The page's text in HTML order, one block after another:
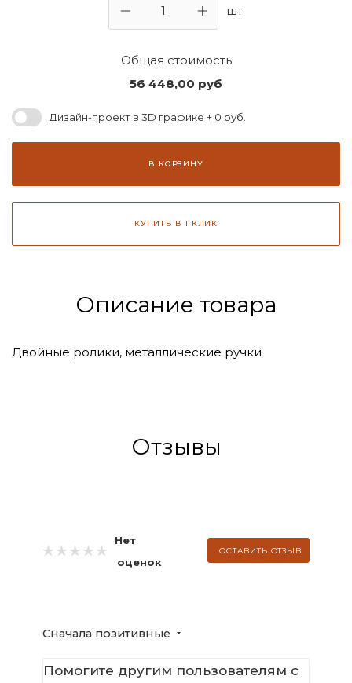
шт
Общая стоимость
56 448,00 руб
Дизайн-проект в 3D графике + 0 руб.
В КОРЗИНУ
КУПИТЬ В 1 КЛИК
Описание товара
Двойные ролики, металлические ручки
Отзывы
Нет
оценок
ОСТАВИТЬ ОТЗЫВ
Сначала позитивные
Помогите другим пользователям с